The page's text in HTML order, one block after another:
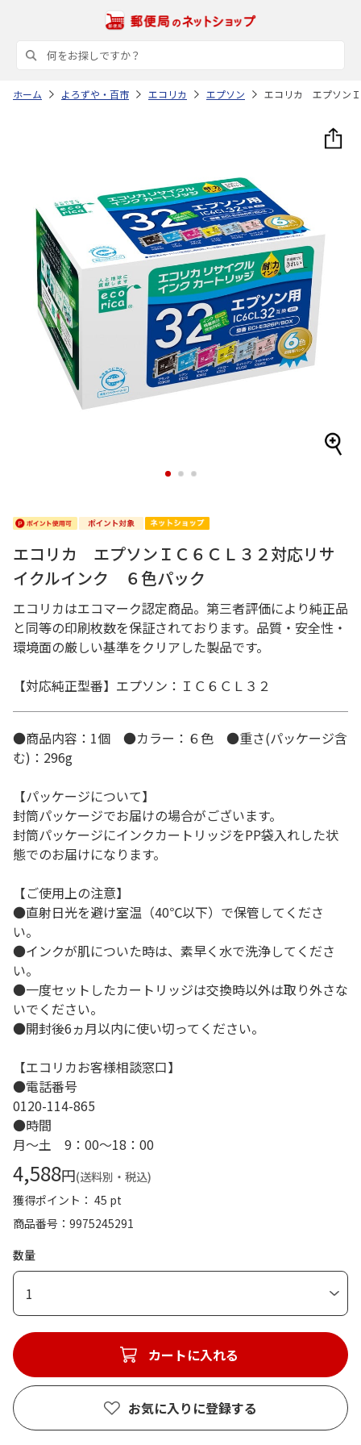
ホーム よろずや・百市 エコリカ エプソン エコリカ エプソン
1 2 3
エコリカ エプソンＩＣ６ＣＬ３２対応リサ
イクルインク ６色パック
エコリカはエコマーク認定商品。第三者評価により純正品
と同等の印刷枚数を保証されております。品質・安全性・
環境面の厳しい基準をクリアした製品です。
【対応純正型番】エプソン：ＩＣ６ＣＬ３２
●商品内容：1個 ●カラー：６色 ●重さ(パッケージ含
む)：296g
【パッケージについて】
封筒パッケージでお届けの場合がございます。
封筒パッケージにインクカートリッジをPP袋入れした状
態でのお届けになります。
【ご使用上の注意】
●直射日光を避け室温（40℃以下）で保管してくださ
い。
●インクが肌についた時は、素早く水で洗浄してくださ
い。
●一度セットしたカートリッジは交換時以外は取り外さな
いでください。
●開封後6ヵ月以内に使い切ってください。
【エコリカお客様相談窓口】
●電話番号
0120-114-865
●時間
月～土 9：00～18：00
4,588円(送料別・税込)
獲得ポイント： 45 pt
商品番号
9975245291
数量
1
カートに入れる
お気に入りに登録する